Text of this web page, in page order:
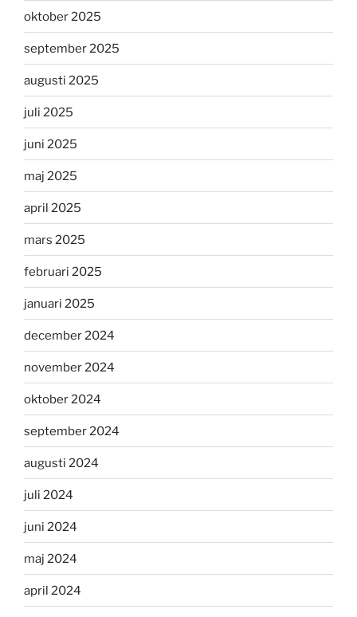
oktober 2025
september 2025
augusti 2025
juli 2025
juni 2025
maj 2025
april 2025
mars 2025
februari 2025
januari 2025
december 2024
november 2024
oktober 2024
september 2024
augusti 2024
juli 2024
juni 2024
maj 2024
april 2024